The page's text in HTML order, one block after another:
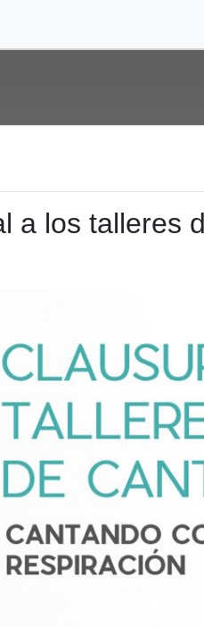
a los talleres